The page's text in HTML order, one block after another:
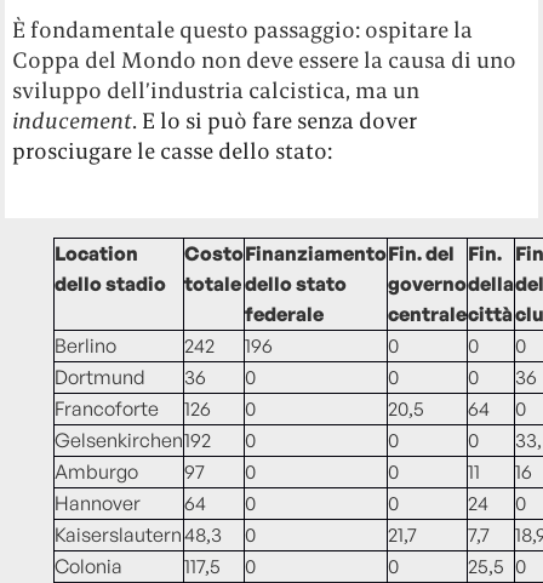
È fondamentale questo passaggio: ospitare la
Coppa del Mondo non deve essere la causa di uno
sviluppo dell’industria calcistica, ma un
inducement. E lo si può fare senza dover
prosciugare le casse dello stato:
Location
dello stadio
Costo
totale
Finanziamento
dello stato
federale
Fin. del
governo
centrale
Fin.
della
città
Berlino
242 196 0 0
0
Dortmund
36 0 0 0
36
Francoforte
126 0 20,5 64
0
Gelsenkirchen192 0 0 0
Amburgo
97 0 0 11
16
Hannover
64 0 0 24
0
Kaiserslautern48,3 0 21,7 7,7
Colonia
117,5 0 0 25,5 0